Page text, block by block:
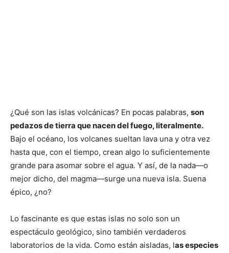
¿Qué son las islas volcánicas? En pocas palabras, son
pedazos de tierra que nacen del fuego, literalmente.
Bajo el océano, los volcanes sueltan lava una y otra vez
hasta que, con el tiempo, crean algo lo suficientemente
grande para asomar sobre el agua. Y así, de la nada—o
mejor dicho, del magma—surge una nueva isla. Suena
épico, ¿no?
Lo fascinante es que estas islas no solo son un
espectáculo geológico, sino también verdaderos
laboratorios de la vida. Como están aisladas, las especies